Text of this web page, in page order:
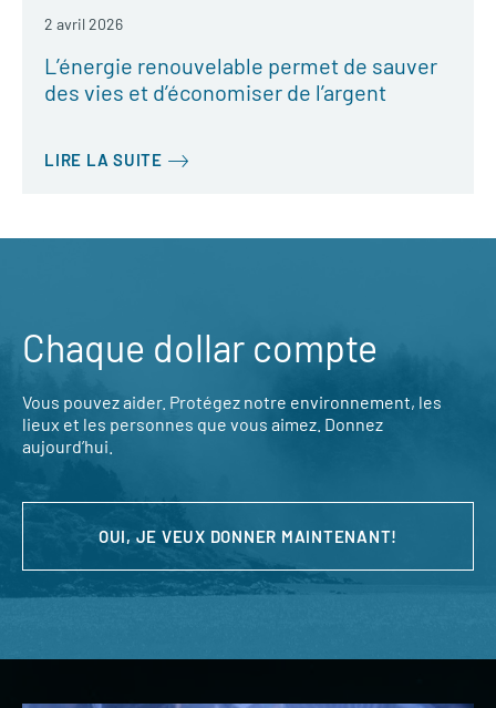
2 avril 2026
L’énergie renouvelable permet de sauver
des vies et d’économiser de l’argent
LIRE LA SUITE
Chaque dollar compte
Vous pouvez aider. Protégez notre environnement, les
lieux et les personnes que vous aimez. Donnez
aujourd’hui.
OUI, JE VEUX DONNER MAINTENANT!